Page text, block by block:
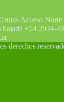
Acceso
bajada +54 2934-
derechos